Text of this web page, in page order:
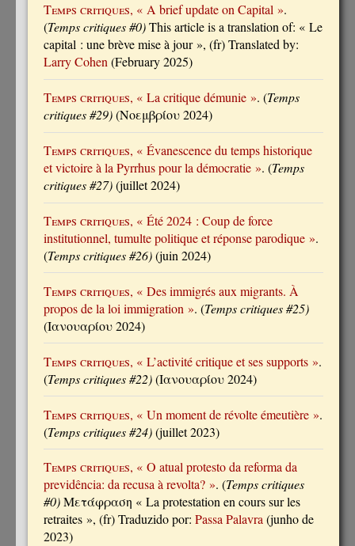
Temps critiques, « A brief update on Capital ».
(Temps critiques #0)This article is a translation of: « Le
capital : une brève mise à jour », (fr) Translated by:
Larry Cohen(February 2025)
Temps critiques, « La critique démunie ». (Temps
critiques #29)(Νοεμβρίου 2024)
Temps critiques, « Évanescence du temps historique
et victoire à la Pyrrhus pour la démocratie ». (Temps
critiques #27)(juillet 2024)
Temps critiques, « Été 2024 : Coup de force
institutionnel, tumulte politique et réponse parodique ».
(Temps critiques #26)(juin 2024)
Temps critiques, « Des immigrés aux migrants. À
propos de la loi immigration ». (Temps critiques #25)
(Ιανουαρίου 2024)
Temps critiques, « L’activité critique et ses supports ».
(Temps critiques #22)(Ιανουαρίου 2024)
Temps critiques, « Un moment de révolte émeutière ».
(Temps critiques #24)(juillet 2023)
Temps critiques, « O atual protesto da reforma da
previdência: da recusa à revolta? ». (Temps critiques
#0)Μετάφραση « La protestation en cours sur les
retraites », (fr) Traduzido por: Passa Palavra(junho de
2023)